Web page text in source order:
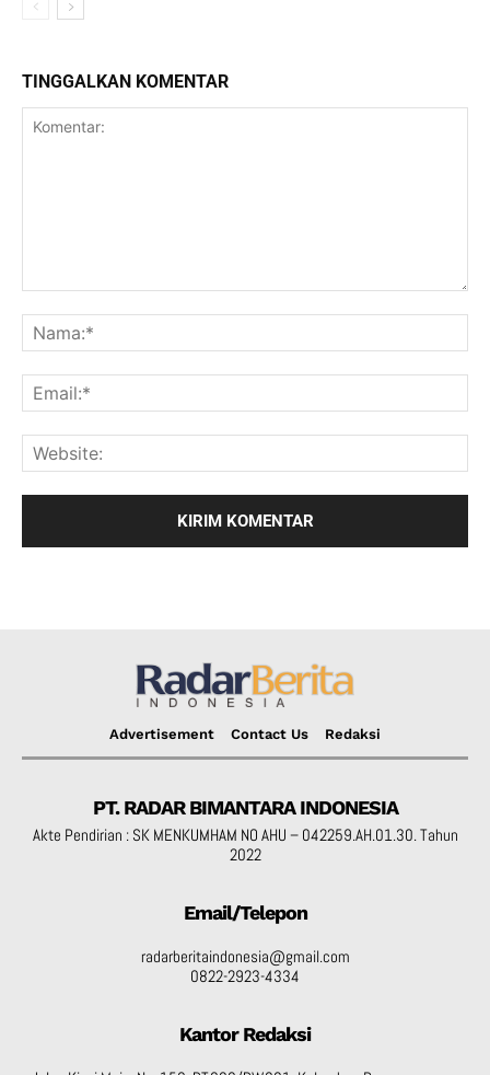
TINGGALKAN KOMENTAR
Advertisement Contact Us Redaksi
PT. RADAR BIMANTARA INDONESIA
Akte Pendirian : SK MENKUMHAM NO AHU – 042259.AH.01.30. Tahun
2022
Email/Telepon
radarberitaindonesia@gmail.com
0822-2923-4334
Kantor Redaksi